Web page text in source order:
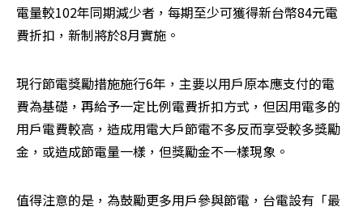
電量較102年同期減少者，每期至少可獲得新台幣84元電
費折扣，新制將於8月實施。
現行節電獎勵措施施行6年，主要以用戶原本應支付的電
費為基礎，再給予一定比例電費折扣方式，但因用電多的
用戶電費較高，造成用電大戶節電不多反而享受較多獎勵
金，或造成節電量一樣，但獎勵金不一樣現象。
值得注意的是，為鼓勵更多用戶參與節電，台電設有「最